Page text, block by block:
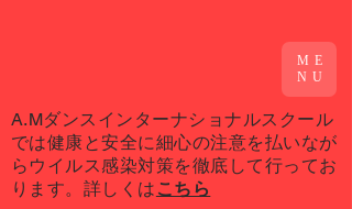
A.M dance
International School
ME
NU
​A.Mダンスインターナショナルスクール
では健康と安全に細心の注意を払いなが
らウイルス感染対策を徹底して行ってお
ります。詳しくは こちら